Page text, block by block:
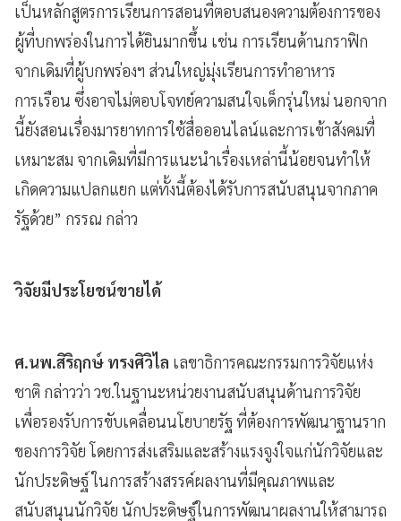
เป็นหลักสูตรการเรียนการสอนที่ตอบสนองความต้องการของ
ผู้ที่บกพร่องในการได้ยินมากขึ้น เช่น การเรียนด้านกราฟิก
จากเดิมที่ผู้บกพร่องฯ ส่วนใหญ่มุ่งเรียนการทำอาหาร
การเรือน ซึ่งอาจไม่ตอบโจทย์ความสนใจเด็กรุ่นใหม่ นอกจาก
นี้ยังสอนเรื่องมารยาทการใช้สื่อออนไลน์และการเข้าสังคมที่
เหมาะสม จากเดิมที่มีการแนะนำเรื่องเหล่านี้น้อยจนทำให้
เกิดความแปลกแยก แต่ทั้งนี้ต้องได้รับการสนับสนุนจากภาค
รัฐด้วย” กรรณ กล่าว
วิจัยมีประโยชน์ขายได้
ศ.นพ.สิริฤกษ์ ทรงศิวิไล เลขาธิการคณะกรรมการวิจัยแห่ง
ชาติ กล่าวว่า วช.ในฐานะหน่วยงานสนับสนุนด้านการวิจัย
เพื่อรองรับการขับเคลื่อนนโยบายรัฐ ที่ต้องการพัฒนาฐานราก
ของการวิจัย โดยการส่งเสริมและสร้างแรงจูงใจแก่นักวิจัยและ
นักประดิษฐ์ ในการสร้างสรรค์ผลงานที่มีคุณภาพและ
สนับสนุนนักวิจัย นักประดิษฐ์ในการพัฒนาผลงานให้สามารถ